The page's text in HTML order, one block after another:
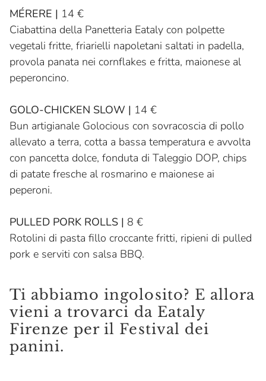
MÉRERE | 14 €
Ciabattina della Panetteria Eataly con polpette
vegetali fritte, friarielli napoletani saltati in padella,
provola panata nei cornflakes e fritta, maionese al
peperoncino.
GOLO-CHICKEN SLOW | 14 €
Bun artigianale Golocious con sovracoscia di pollo
allevato a terra, cotta a bassa temperatura e avvolta
con pancetta dolce, fonduta di Taleggio DOP, chips
di patate fresche al rosmarino e maionese ai
peperoni.
PULLED PORK ROLLS | 8 €
Rotolini di pasta fillo croccante fritti, ripieni di pulled
pork e serviti con salsa BBQ.
Ti abbiamo ingolosito? E allora
vieni a trovarci da Eataly
Firenze per il Festival dei
panini.